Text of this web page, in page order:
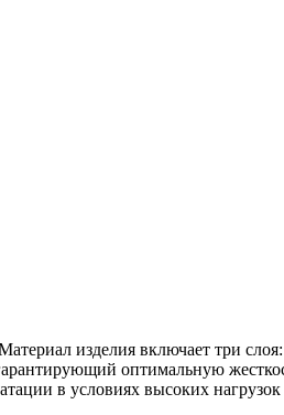
изделия включает три
оптимальную
в условиях высоких